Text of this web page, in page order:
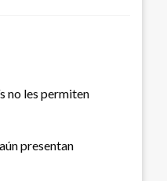
no les permiten
presentan